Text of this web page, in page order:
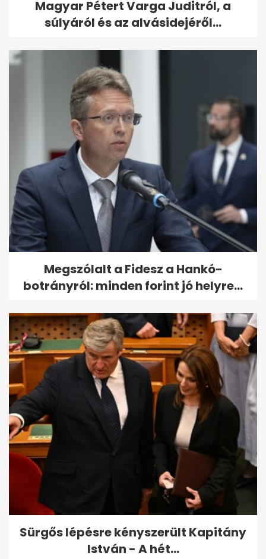
Magyar Pétert Varga Juditról, a
súlyáról és az alvásidejéről...
Megszólalt a Fidesz a Hankó-
botrányról: minden forint jó helyre...
Sürgős lépésre kényszerült Kapitány
István - A hét...